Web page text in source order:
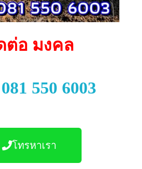
ต่อ มงคล
081 550 6003
โทรหาเรา